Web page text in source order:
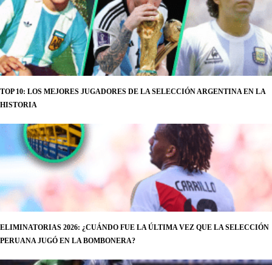
TOP 10: LOS MEJORES JUGADORES DE LA SELECCIÓN ARGENTINA EN LA
HISTORIA
ELIMINATORIAS 2026: ¿CUÁNDO FUE LA ÚLTIMA VEZ QUE LA SELECCIÓN
PERUANA JUGÓ EN LA BOMBONERA?